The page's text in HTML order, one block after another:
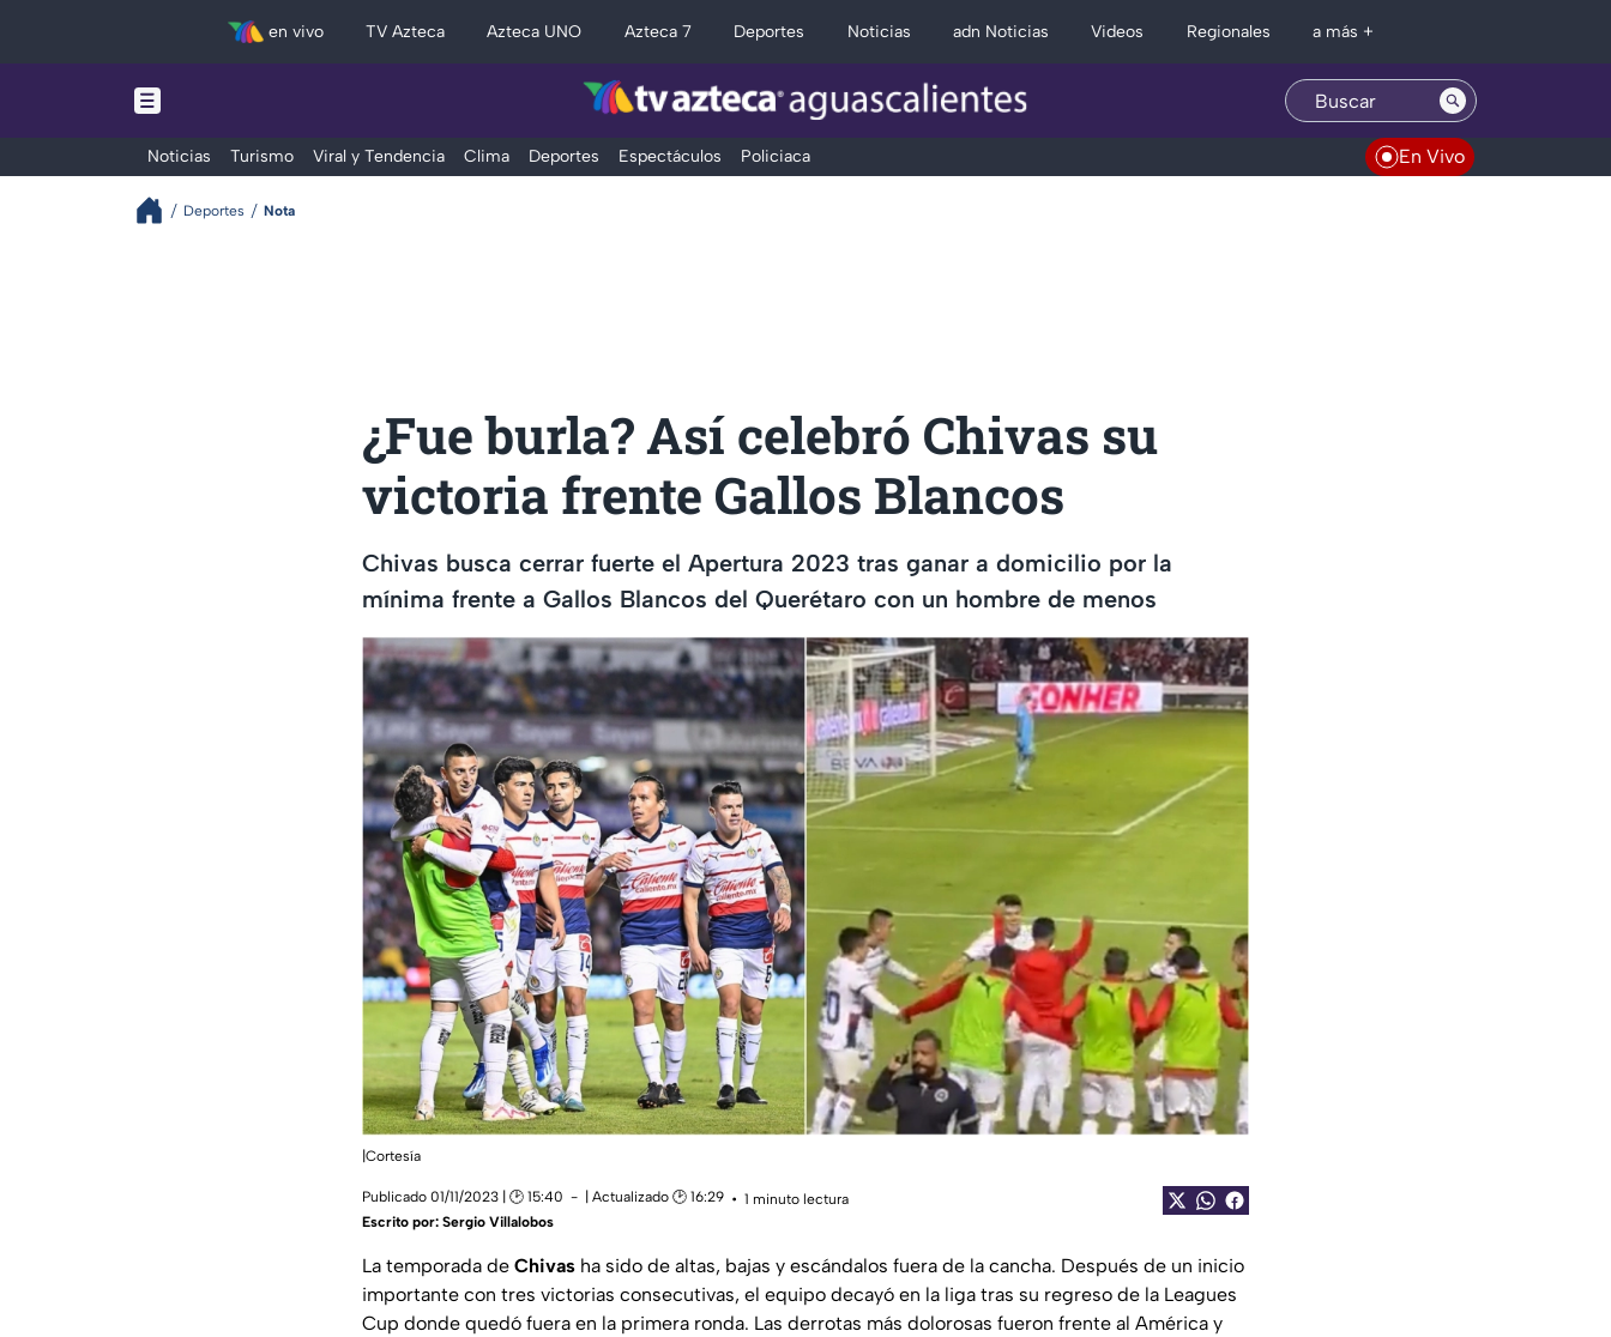
en vivo TV Azteca Azteca UNO Azteca 7 Deportes Noticias adn Noticias Videos Regionales a más +
Noticias Turismo Viral y Tendencia Clima Deportes Espectáculos Policiaca En Vivo
Deportes Nota
¿Fue burla? Así celebró Chivas su
victoria frente Gallos Blancos
Chivas busca cerrar fuerte el Apertura 2023 tras ganar a domicilio por la
mínima frente a Gallos Blancos del Querétaro con un hombre de menos
|Cortesía
Publicado 01/11/2023 | 🕑 15:40 | Actualizado 🕑 16:29
1 minuto lectura
Escrito por: Sergio Villalobos
La temporada de Chivas ha sido de altas, bajas y escándalos fuera de la cancha. Después de un inicio
importante con tres victorias consecutivas, el equipo decayó en la liga tras su regreso de la Leagues
Cup donde quedó fuera en la primera ronda. Las derrotas más dolorosas fueron frente al América y